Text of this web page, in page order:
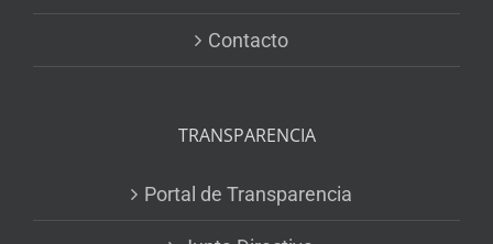
Contacto
TRANSPARENCIA
Portal de Transparencia